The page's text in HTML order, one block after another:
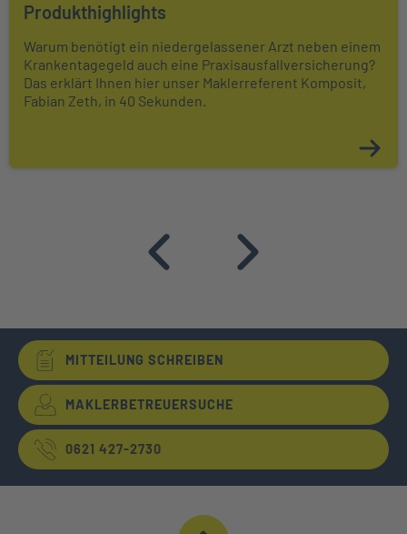
Produkthighlights
Warum benötigt ein niedergelassener Arzt neben einem
Krankentagegeld auch eine Praxisausfallversicherung?
Das erklärt Ihnen hier unser Maklerreferent Komposit,
Fabian Zeth, in 40 Sekunden.
MITTEILUNG SCHREIBEN
MAKLERBETREUERSUCHE
0621 427-2730